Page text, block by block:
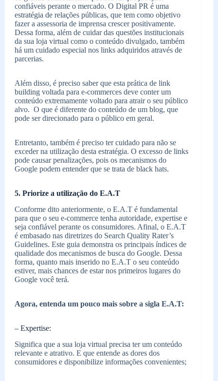
confiáveis perante o mercado. O Digital PR é uma
estratégia de relações públicas, que tem como objetivo
fazer a assessoria de imprensa crescer positivamente.
Dessa forma, além de cuidar das questões institucionais
da sua loja virtual como o conteúdo divulgado, também
há um cuidado especial nos links adquiridos através de
parcerias.
Além disso, é preciso saber que esta prática de link
building voltada para e-commerces deve conter um
conteúdo extremamente voltado para atrair o seu público
alvo. O que é diferente do conteúdo de um blog, que
pode ser direcionado para o público em geral.
Entretanto, também é preciso ter cuidado para não se
exceder na utilização desta estratégia. O excesso de links
pode causar penalizações, pois os mecanismos do
Google podem entender que se trata de black hats.
5. Priorize a utilização do E.A.T
Conforme dito anteriormente, o E.A.T é fundamental
para que o seu e-commerce tenha autoridade, expertise e
seja confiável perante os consumidores. Afinal, o E.A.T
é embasado nas diretrizes do Search Quality Rater’s
Guidelines. Este guia demonstra os principais índices de
qualidade dos mecanismos de busca do Google. Dessa
forma, quanto mais inserido no E.A.T o seu conteúdo
estiver, mais chances de estar nos primeiros lugares do
Google você terá.
Agora, entenda um pouco mais sobre a sigla E.A.T:
– Expertise:
Significa que a sua loja virtual precisa ter um conteúdo
relevante e atrativo. E que entende as dores dos
consumidores e disponibilize informações convenientes;